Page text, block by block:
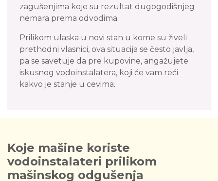
zagušenjima koje su rezultat dugogodišnjeg
nemara prema odvodima.
Prilikom ulaska u novi stan u kome su živeli
prethodni vlasnici, ova situacija se često javlja,
pa se savetuje da pre kupovine, angažujete
iskusnog vodoinstalatera, koji će vam reći
kakvo je stanje u cevima.
Koje mašine koriste
vodoinstalateri prilikom
mašinskog odgušenja